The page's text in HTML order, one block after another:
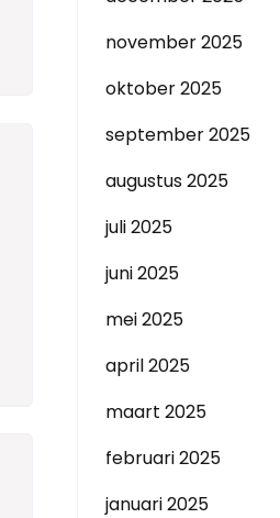
november 2025
oktober 2025
september 2025
augustus 2025
juli 2025
juni 2025
mei 2025
april 2025
maart 2025
februari 2025
januari 2025